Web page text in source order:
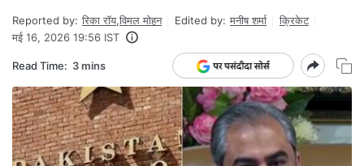
Reported by: रिका रॉय,विमल मोहन Edited by: मनीष शर्मा
क्रिकेट
मई 16, 2026 19:56 IST
Read Time: 3 mins